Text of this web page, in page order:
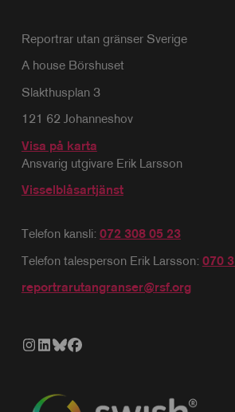
Reportrar utan gränser Sverige
A house Börshuset
Slakthusplan 3
121 62 Johanneshov
Visa på karta
Ansvarig utgivare Erik Larsson
Visselblåsartjänst
Telefon kansli: 072 308 05 23
Telefon talesperson Erik Larsson: 070
reportrarutangranser@rsf.org